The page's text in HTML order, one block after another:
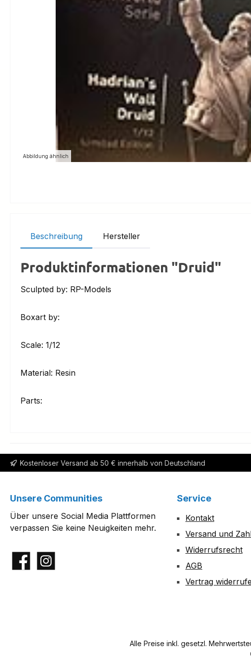
Abbildung ähnlich
Beschreibung Hersteller
Produktinformationen "Druid"
Sculpted by: RP-Models
Boxart by:
Scale: 1/12
Material: Resin
Parts:
Kostenloser Versand ab 50 € innerhalb von Deutschland
Unsere Communities
Über unsere Social Media Plattformen
verpassen Sie keine Neuigkeiten mehr.
FacebookInstagram
Service
Kontakt
Versand und
Widerrufsrecht
AGB
Vertrag
Alle Preise inkl. gesetzl.